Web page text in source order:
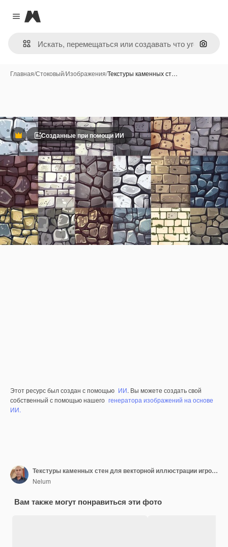
Close menu
Magnific
Поиск
Главная/Стоковый/Изображения/Текстуры каменных ст…
ПремиумСозданные при помощи ИИ
Этот ресурс был создан с помощью ИИ. Вы можете создать свой
собственный с помощью нашего генератора изображений на основе
ИИ.
Текстуры каменных стен для векторной иллюстрации игрового фона
Nelum
Вам также могут понравиться эти фото